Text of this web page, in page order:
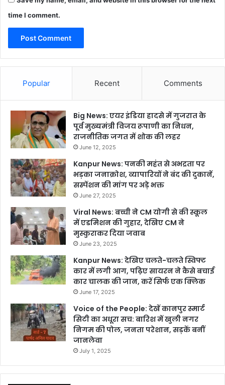
time I comment.
Popular Recent Comments
Big News: एयर इंडिया हादसे में गुजरात के
पूर्व मुख्यमंत्री विजय रूपाणी का निधन,
राजनीतिक जगत में शोक की लहर
June 12, 2025
Kanpur News: पनकी महंत से अभद्रता पर
भड़का जनाक्रोश, व्यापारियों ने बंद की दुकानें,
सस्पेंशन की मांग पर अड़े भक्त
June 27, 2025
Viral News: बच्ची ने CM योगी से की स्कूल
में एडमिशन की गुहार, देखिए CM ने
मुस्कुराकर दिया जवाब
June 23, 2025
Kanpur News: देखिए चलते-चलते स्विफ्ट
कार में लगी आग, पढ़िए सायरन ने कैसे बचाई
कार चालक की जान, करें सिर्फ एक क्लिक
June 17, 2025
Voice of the People: देखें कानपुर स्मार्ट
सिटी का अधूरा सच: बारिश में खुली नगर
निगम की पोल, जनता परेशान, सड़कें बनीं
जानलेवा
July 1, 2025